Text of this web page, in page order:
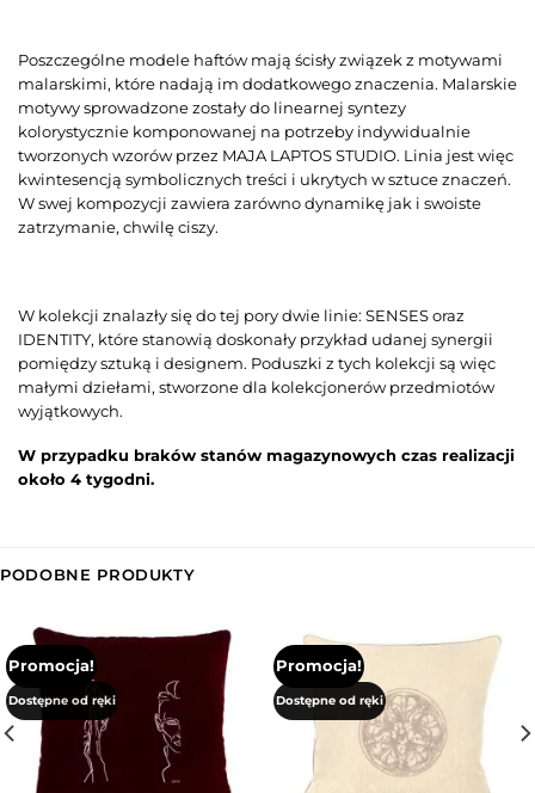
Poszczególne modele haftów mają ścisły związek z motywami
malarskimi, które nadają im dodatkowego znaczenia. Malarskie
motywy sprowadzone zostały do linearnej syntezy
kolorystycznie komponowanej na potrzeby indywidualnie
tworzonych wzorów przez MAJA LAPTOS STUDIO. Linia jest więc
kwintesencją symbolicznych treści i ukrytych w sztuce znaczeń.
W swej kompozycji zawiera zarówno dynamikę jak i swoiste
zatrzymanie, chwilę ciszy.
W kolekcji znalazły się do tej pory dwie linie: SENSES oraz
IDENTITY, które stanowią doskonały przykład udanej synergii
pomiędzy sztuką i designem. Poduszki z tych kolekcji są więc
małymi dziełami, stworzone dla kolekcjonerów przedmiotów
wyjątkowych.
W przypadku braków stanów magazynowych czas realizacji
około 4 tygodni.
PODOBNE PRODUKTY
Promocja!
Dostępne od ręki
Promocja!
Dostępne od ręki